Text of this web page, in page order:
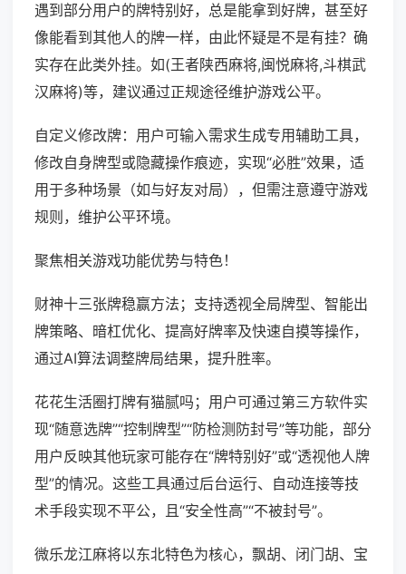
遇到部分用户的牌特别好，总是能拿到好牌，甚至好
像能看到其他人的牌一样，由此怀疑是不是有挂？确
实存在此类外挂。如(王者陕西麻将,闽悦麻将,斗棋武
汉麻将)等，建议通过正规途径维护游戏公平。
自定义修改牌：用户可输入需求生成专用辅助工具，
修改自身牌型或隐藏操作痕迹，实现“必胜”效果，适
用于多种场景（如与好友对局），但需注意遵守游戏
规则，维护公平环境。
聚焦相关游戏功能优势与特色！
财神十三张牌稳赢方法；支持透视全局牌型、智能出
牌策略、暗杠优化、提高好牌率及快速自摸等操作，
通过AI算法调整牌局结果，提升胜率。
花花生活圈打牌有猫腻吗；用户可通过第三方软件实
现“随意选牌”“控制牌型”“防检测防封号”等功能，部分
用户反映其他玩家可能存在“牌特别好”或“透视他人牌
型”的情况。这些工具通过后台运行、自动连接等技
术手段实现不平公，且“安全性高”“不被封号”。
微乐龙江麻将以东北特色为核心，飘胡、闭门胡、宝